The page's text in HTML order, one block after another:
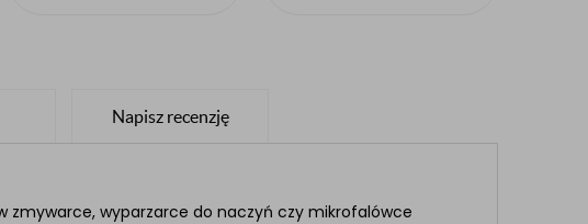
Napisz recenzję
zmywarce, wyparzarce do naczyń czy mikrofalówce